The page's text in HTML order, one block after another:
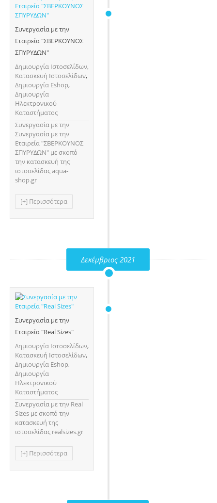
Συνεργασία με την
Εταιρεία "ΣΒΕΡΚΟΥΝΟΣ
ΣΠΥΡΥΔΩΝ"
Δημιουργία Ιστοσελίδων,
Κατασκευή Ιστοσελίδων,
Δημιουργία Eshop,
Δημιουργία
Ηλεκτρονικού
Καταστήματος
Συνεργασία με την
Συνεργασία με την
Εταιρεία "ΣΒΕΡΚΟΥΝΟΣ
ΣΠΥΡΥΔΩΝ" με σκοπό
την κατασκευή της
ιστοσελίδας aqua-
shop.gr
[+] Περισσότερα
Δεκέμβριος 2021
Συνεργασία με την
Εταιρεία "Real Sizes"
Δημιουργία Ιστοσελίδων,
Κατασκευή Ιστοσελίδων,
Δημιουργία Eshop,
Δημιουργία
Ηλεκτρονικού
Καταστήματος
Συνεργασία με την Real
Sizes με σκοπό την
κατασκευή της
ιστοσελίδας realsizes.gr
[+] Περισσότερα